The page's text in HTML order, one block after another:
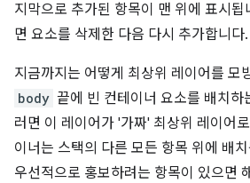
지막으로 추가된 항목이 맨 위에 표시됩
면 요소를 삭제한 다음 다시 추가합니다.
지금까지는 어떻게 최상위 레이어를 모
body 끝에 빈 컨테이너 요소를 배치하
러면 이 레이어가 '가짜' 최상위 레이어
이너는 스택의 다른 모든 항목 위에 배
우선적으로 홍보하려는 항목이 있으면